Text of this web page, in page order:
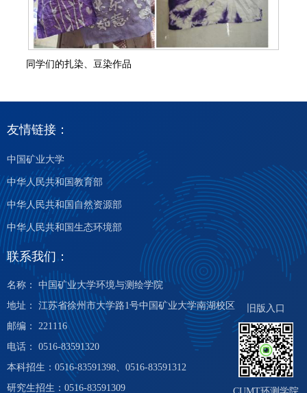
同学们的扎染、豆染作品
友情链接：
中国矿业大学
中华人民共和国教育部
中华人民共和国自然资源部
中华人民共和国生态环境部
联系我们：
名称： 中国矿业大学环境与测绘学院
地址： 江苏省徐州市大学路1号中国矿业大学南湖校区
邮编： 221116
电话： 0516-83591320
本科招生：0516-83591398、0516-83591312
研究生招生：0516-83591309
旧版入口